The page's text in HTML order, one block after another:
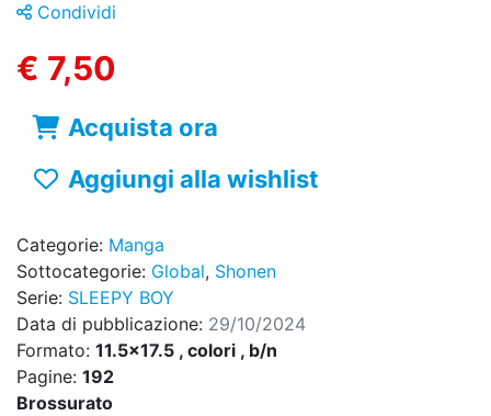
Condividi
€ 7,50
Acquista ora
Aggiungi alla wishlist
Categorie: Manga
Sottocategorie: Global, Shonen
Serie: SLEEPY BOY
Data di pubblicazione: 29/10/2024
Formato: 11.5x17.5 , colori , b/n
Pagine: 192
Brossurato